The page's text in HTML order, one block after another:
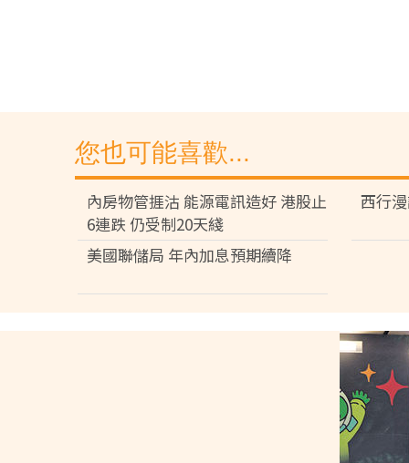
您也可能喜歡...
內房物管捱沽 能源電訊造好 港股止
6連跌 仍受制20天綫
西行
美國聯儲局 年內加息預期續降